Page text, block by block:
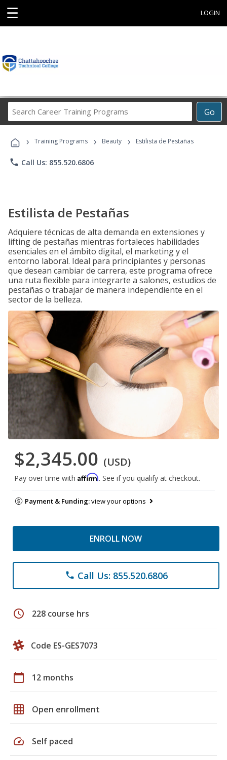
☰ LOGIN
Go
Career
Programs
› Training Programs › Beauty › Estilista de Pestañas
phone Call Us: 855.520.6806
Estilista de Pestañas
Adquiere técnicas de alta demanda en extensiones y
lifting de pestañas mientras fortaleces habilidades
esenciales en el ámbito digital, el marketing y el
entorno laboral. Ideal para principiantes y personas
que desean cambiar de carrera, este programa ofrece
una ruta flexible para integrarte a salones, estudios de
pestañas o trabajar de manera independiente en el
sector de la belleza.
$2,345.00 (USD)
Pay over time with Affirm. See if you qualify at checkout.
Payment & Funding:view your options
ENROLL NOW
phone Call Us: 855.520.6806
schedule 228 course hrs
Code ES-GES7073
calendar_today 12 months
grid_on Open enrollment
speed Self paced